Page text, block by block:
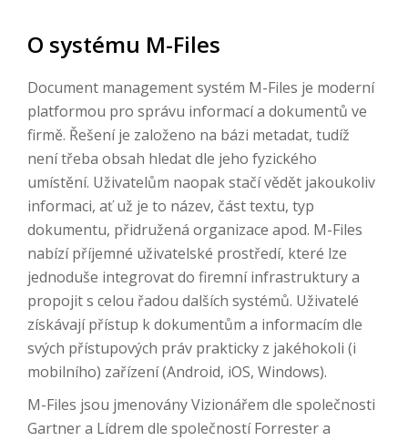
O systému M-Files
Document management systém M-Files je moderní
platformou pro správu informací a dokumentů ve
firmě. Řešení je založeno na bázi metadat, tudíž
není třeba obsah hledat dle jeho fyzického
umístění. Uživatelům naopak stačí vědět jakoukoliv
informaci, ať už je to název, část textu, typ
dokumentu, přidružená organizace apod. M-Files
nabízí příjemné uživatelské prostředí, které lze
jednoduše integrovat do firemní infrastruktury a
propojit s celou řadou dalších systémů. Uživatelé
získávají přístup k dokumentům a informacím dle
svých přístupových práv prakticky z jakéhokoli (i
mobilního) zařízení (Android, iOS, Windows).
M-Files jsou jmenovány Vizionářem dle společnosti
Gartner a Lídrem dle společností Forrester a